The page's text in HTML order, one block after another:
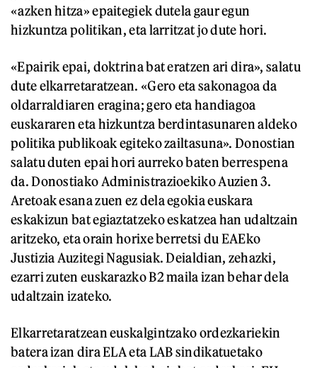
«azken hitza» epaitegiek dutela gaur egun
hizkuntza politikan, eta larritzat jo dute hori.
«Epairik epai, doktrina bat eratzen ari dira», salatu
dute elkarretaratzean. «Gero eta sakonagoa da
oldarraldiaren eragina; gero eta handiagoa
euskararen eta hizkuntza berdintasunaren aldeko
politika publikoak egiteko zailtasuna». Donostian
salatu duten epai hori aurreko baten berrespena
da. Donostiako Administrazioekiko Auzien 3.
Aretoak esana zuen ez dela egokia euskara
eskakizun bat egiaztatzeko eskatzea han udaltzain
aritzeko, eta orain horixe berretsi du EAEko
Justizia Auzitegi Nagusiak. Deialdian, zehazki,
ezarri zuten euskarazko B2 maila izan behar dela
udaltzain izateko.
Elkarretaratzean euskalgintzako ordezkariekin
batera izan dira ELA eta LAB sindikatuetako